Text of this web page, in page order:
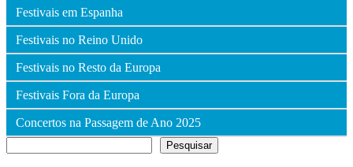
Festivais em Espanha
Festivais no Reino Unido
Festivais no Resto da Europa
Festivais Fora da Europa
Concertos na Passagem de Ano 2025
Pesquisar